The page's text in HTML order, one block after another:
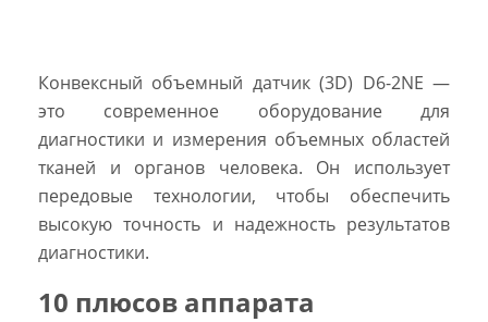
Конвексный объемный датчик (3D) D6-2NE —
это современное оборудование для
диагностики и измерения объемных областей
тканей и органов человека. Он использует
передовые технологии, чтобы обеспечить
высокую точность и надежность результатов
диагностики.
10 плюсов аппарата